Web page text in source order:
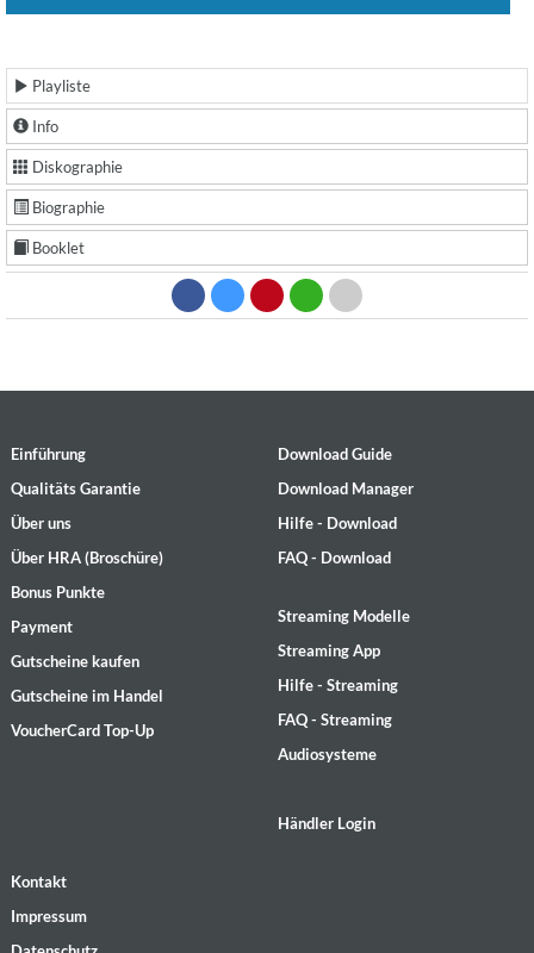
Playliste
Info
Diskographie
Biographie
Booklet
Einführung
Qualitäts Garantie
Über uns
Über HRA (Broschüre)
Bonus Punkte
Payment
Gutscheine kaufen
Gutscheine im Handel
VoucherCard Top-Up
Download Guide
Download Manager
Hilfe - Download
FAQ - Download
Streaming Modelle
Streaming App
Hilfe - Streaming
FAQ - Streaming
Audiosysteme
Händler Login
Kontakt
Impressum